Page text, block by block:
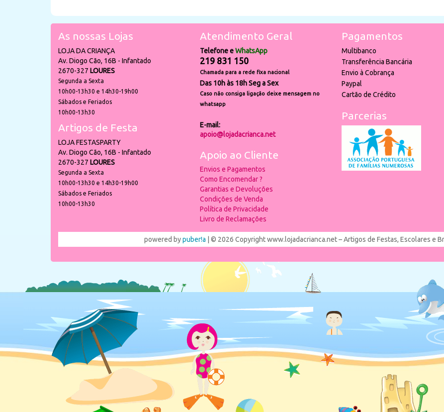
As nossas Lojas
LOJA DA CRIANÇA
Av. Diogo Cão, 16B - Infantado
2670-327 LOURES
Segunda a Sexta
10h00-13h30 e 14h30-19h00
Sábados e Feriados
10h00-13h30
Artigos de Festa
LOJA FESTASPARTY
Av. Diogo Cão, 16B - Infantado
2670-327 LOURES
Segunda a Sexta
10h00-13h30 e 14h30-19h00
Sábados e Feriados
10h00-13h30
Atendimento Geral
Telefone eWhatsApp
219 831 150
Chamada para a rede fixa nacional
Das 10h às 18h Seg a Sex
Caso não consiga ligação deixe mensagem no
whatsapp
E-mail:
apoio@lojadacrianca.net
Apoio ao Cliente
Envios e Pagamentos
Como Encomendar ?
Garantias e Devoluções
Condições de Venda
Política de Privacidade
Livro de Reclamações
Pagamentos
Multibanco
Transferência Bancária
Envio à Cobrança
Paypal
Cartão de Crédito
Parcerias
powered bypuber!a | © 2026 Copyright www.lojadacrianca.net – Artigos de Festas, Escolares e